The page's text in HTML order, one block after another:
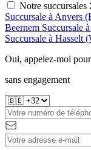
Notre succursales
Succursale à Anvers
Beernem Succursale
Succursale à Hasselt
Oui, appelez-moi
sans engagement